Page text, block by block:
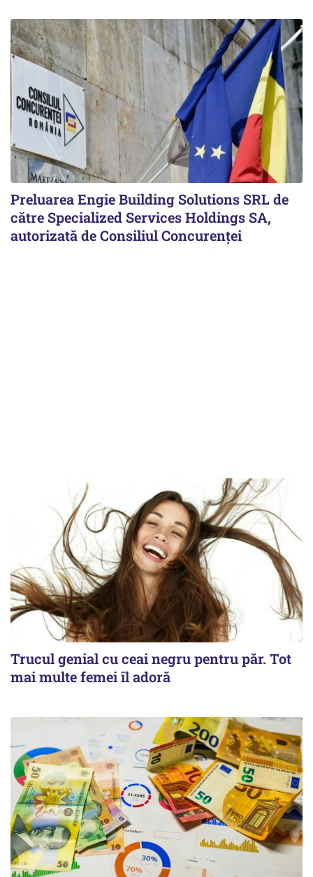
Preluarea Engie Building Solutions SRL de
către Specialized Services Holdings SA,
autorizată de Consiliul Concurenţei
Trucul genial cu ceai negru pentru păr. Tot
mai multe femei îl adoră